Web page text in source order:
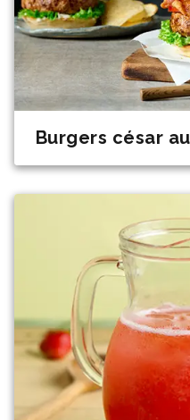
Burgers césar